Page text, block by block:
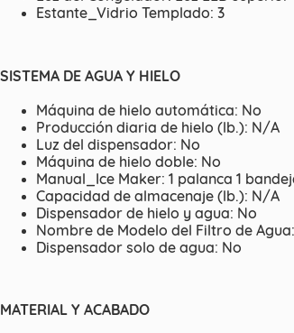
Estante_Vidrio Templado: 3
SISTEMA DE AGUA Y HIELO
Máquina de hielo automática: No
Producción diaria de hielo (lb.): N/A
Luz del dispensador: No
Máquina de hielo doble: No
Manual_Ice Maker: 1 palanca 1
Capacidad de almacenaje (lb.): N/A
Dispensador de hielo y agua: No
Nombre de Modelo del Filtro de
Dispensador solo de agua: No
MATERIAL Y ACABADO